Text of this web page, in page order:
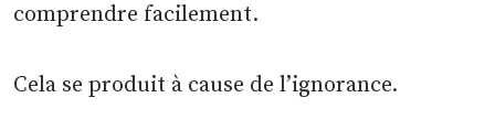
comprendre facilement.
Cela se produit à cause de l’ignorance.